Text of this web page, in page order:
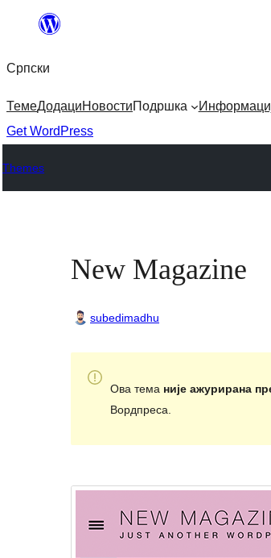
Скочи
садржај
Српски
ТемеДодациНовостиПодршка
Get WordPress
Themes
New Magazine
subedimadhu
Ова тема није ажурирана
Вордпреса.